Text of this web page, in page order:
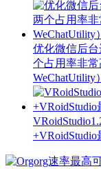
优化微信后
个占用率非常
WeChatUtility）
+VRoidStudio